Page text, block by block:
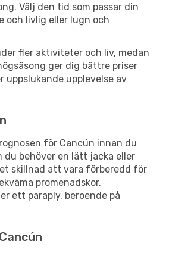
Välj den tid som passar din
och livlig eller lugn och
fler aktiviteter och liv, medan
ger dig bättre priser
uppslukande upplevelse av
för Cancún innan du
du behöver en lätt jacka eller
skillnad att vara förberedd för
promenadskor,
ett paraply, beroende på